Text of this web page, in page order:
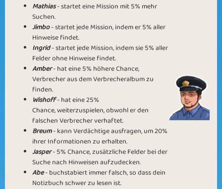
Mathias- startet eine Mission mit 5% mehr
Suchen.
Jimbo- startet jede Mission, indem er 5% aller
Hinweise findet.
Ingrid- startet jede Mission, indem sie 5% aller
Felder ohne Hinweise findet.
Amber- hat eine 5% höhere Chance,
Verbrecher aus dem Verbrecheralbum zu
finden.
Wishoff- hat eine 25%
Chance, weiterzuspielen, obwohl er den
falschen Verbrecher verhaftet.
Breum- kann Verdächtige ausfragen, um 20%
ihrer Informationen zu erhalten.
Jasper- 5% Chance, zusätzliche Felder bei der
Suche nach Hinweisen aufzudecken.
Abe- buchstabiert immer falsch, so dass dein
Notizbuch schwer zu lesen ist.